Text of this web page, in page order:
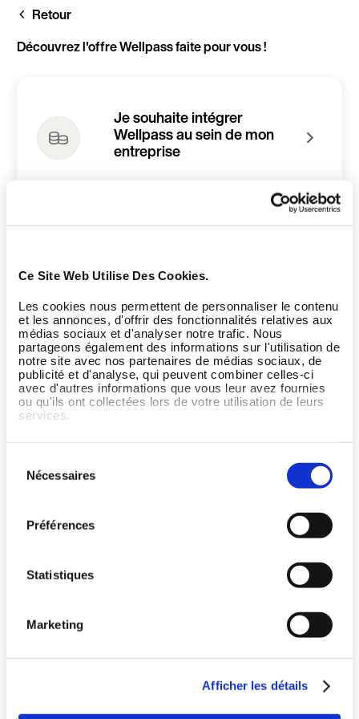
Ce Site Web Utilise Des Cookies.
Les cookies nous permettent de personnaliser le contenu
et les annonces, d'offrir des fonctionnalités relatives aux
médias sociaux et d'analyser notre trafic. Nous
partageons également des informations sur l'utilisation de
notre site avec nos partenaires de médias sociaux, de
publicité et d'analyse, qui peuvent combiner celles-ci
avec d'autres informations que vous leur avez fournies
ou qu'ils ont collectées lors de votre utilisation de leurs
services.
Nécessaires
Préférences
Statistiques
Marketing
Afficher les détails
Aller
principal
Retour
Découvrez l'offre Wellpass faite pour vous !
Je souhaite intégrer
Wellpass au sein de mon
entreprise
bien-être
J'ai une question ou j'ai
besoin d'aide en ce qui
concerne Wellpass
Offrez le meilleur du sport à vos salariés
Langue